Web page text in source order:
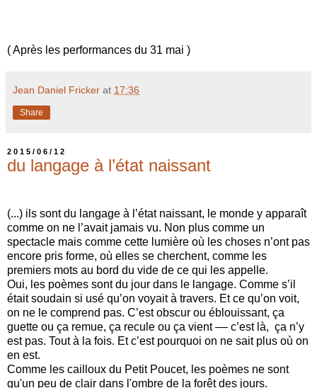
( Après les performances du 31 mai )
Jean Daniel Fricker at 17:36
Share
2015/06/12
du langage à l’état naissant
(...) ils sont du langage à l’état naissant, le monde y apparaît
comme on ne l’avait jamais vu. Non plus comme un
spectacle mais comme cette lumière où les choses n’ont pas
encore pris forme, où elles se cherchent, comme les
premiers mots au bord du vide de ce qui les appelle.
Oui, les poèmes sont du jour dans le langage. Comme s’il
était soudain si usé qu’on voyait à travers. Et ce qu’on voit,
on ne le comprend pas. C’est obscur ou éblouissant, ça
guette ou ça remue, ça recule ou ça vient –– c’est là, ça n’y
est pas. Tout à la fois. Et c’est pourquoi on ne sait plus où on
en est.
Comme les cailloux du Petit Poucet, les poèmes ne sont
qu'un peu de clair dans l'ombre de la forêt des jours.